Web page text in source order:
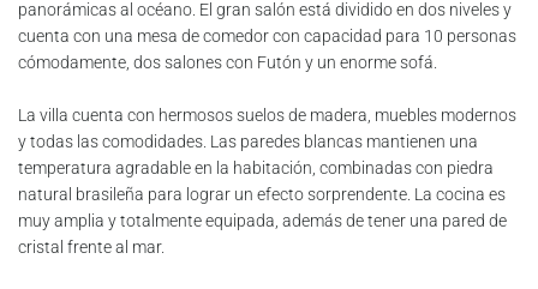
panorámicas al océano. El gran salón está dividido en dos niveles y
cuenta con una mesa de comedor con capacidad para 10 personas
cómodamente, dos salones con Futón y un enorme sofá.
La villa cuenta con hermosos suelos de madera, muebles modernos
y todas las comodidades. Las paredes blancas mantienen una
temperatura agradable en la habitación, combinadas con piedra
natural brasileña para lograr un efecto sorprendente. La cocina es
muy amplia y totalmente equipada, además de tener una pared de
cristal frente al mar.